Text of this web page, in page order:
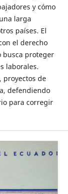
y cómo
larga
países. El
el derecho
busca proteger
laborales.
proyectos de
defendiendo
para corregir